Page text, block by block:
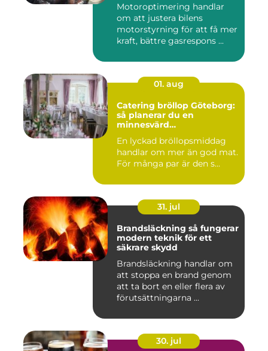
Motoroptimering handlar
om att justera bilens
motorstyrning för att få mer
kraft, bättre gasrespons ...
01. aug
Catering bröllop Göteborg:
så planerar du en
minnesvärd
En lyckad bröllopsmiddag
handlar om mer än god mat.
För många par är den s...
31. jul
Brandsläckning så fungerar
modern teknik för ett
säkrare skydd
Brandsläckning handlar om
att stoppa en brand genom
att ta bort en eller flera av
förutsättningarna ...
30. jul